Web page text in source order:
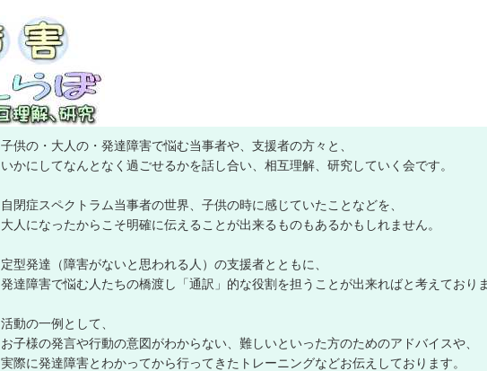
子供の・大人の・発達障害で悩む当事者や、支援者の方々と、
いかにしてなんとなく過ごせるかを話し合い、相互理解、研究していく会です。
自閉症スペクトラム当事者の世界、子供の時に感じていたことなどを、
大人になったからこそ明確に伝えることが出来るものもあるかもしれません。
定型発達（障害がないと思われる人）の支援者とともに、
発達障害で悩む人たちの橋渡し「通訳」的な役割を担うことが出来ればと考えており
活動の一例として、
お子様の発言や行動の意図がわからない、難しいといった方のためのアドバイスや、
実際に発達障害とわかってから行ってきたトレーニングなどお伝えしております。